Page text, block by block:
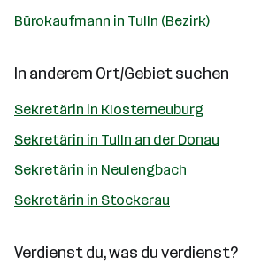
Bürokaufmann in Tulln (Bezirk)
In anderem Ort/Gebiet suchen
Sekretärin in Klosterneuburg
Sekretärin in Tulln an der Donau
Sekretärin in Neulengbach
Sekretärin in Stockerau
Verdienst du, was du verdienst?